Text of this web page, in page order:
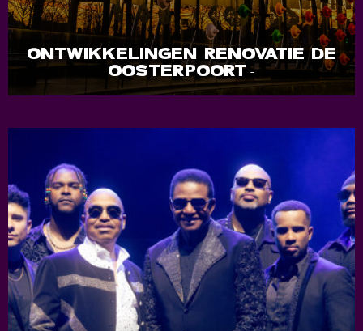
ONTWIKKELINGEN RENOVATIE DE
OOSTERPOORT-